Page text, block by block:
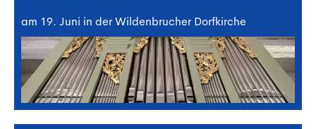
am 19. Juni in der Wildenbrucher Dorfkirche